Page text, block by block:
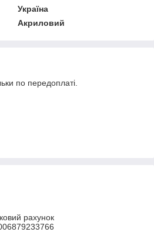
Україна
Акриловий
по передоплаті.
рахунок